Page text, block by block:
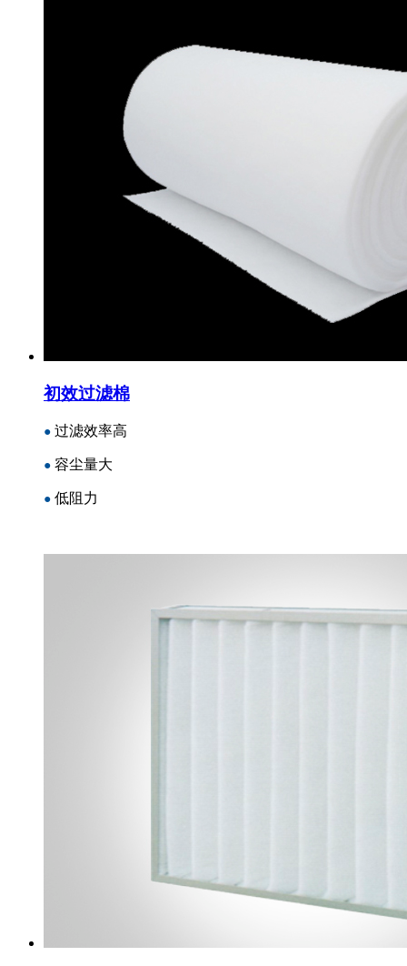
初效过滤棉
● 过滤效率高
● 容尘量大
● 低阻力